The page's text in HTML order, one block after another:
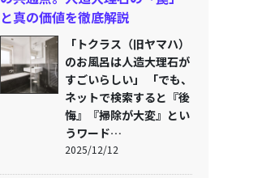
と真の価値を徹底解説
「トクラス（旧ヤマハ）
のお風呂は人造大理石が
すごいらしい」 「でも、
ネットで検索すると『後
悔』『掃除が大変』とい
うワード…
2025/12/12